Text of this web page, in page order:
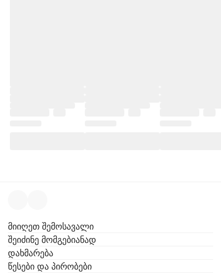
მიიღეთ შემოსავალი
შეიძინე მომგებიანად
დახმარება
წესები და პირობები